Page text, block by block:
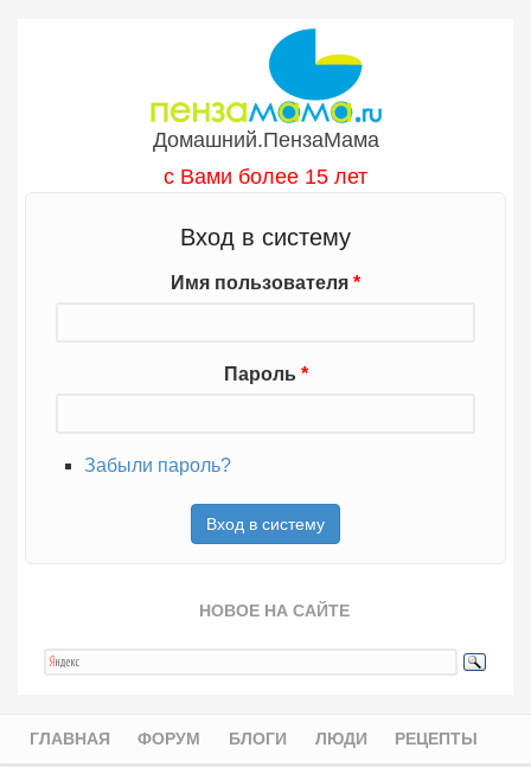
Домашний.ПензаМама
с Вами более 15 лет
Вход в систему
Имя пользователя *
Пароль *
Забыли пароль?
НОВОЕ НА САЙТЕ
Главное меню
ГЛАВНАЯ ФОРУМ БЛОГИ ЛЮДИ РЕЦЕПТЫ